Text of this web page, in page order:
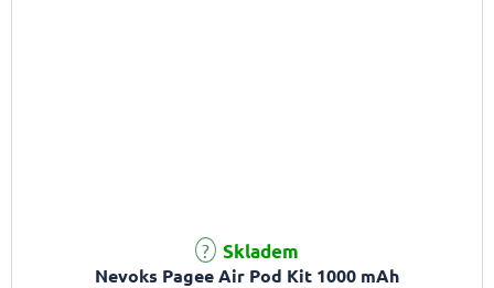
Nevoks Pagee Air Pod Kit 1000 mAh
Skladem